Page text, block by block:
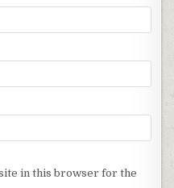
in this browser for the